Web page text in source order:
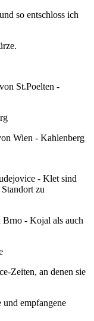
so entschloss ich
St.Poelten -
Wien - Kahlenberg
- Klet sind
zu
- Kojal als auch
Zeiten, an denen sie
und empfangene